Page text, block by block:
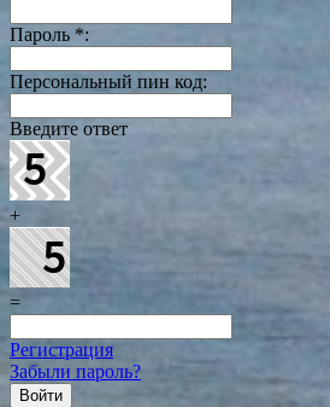
Пароль *:
Персональный пин код:
Введите ответ
+
=
Регистрация
Забыли пароль?